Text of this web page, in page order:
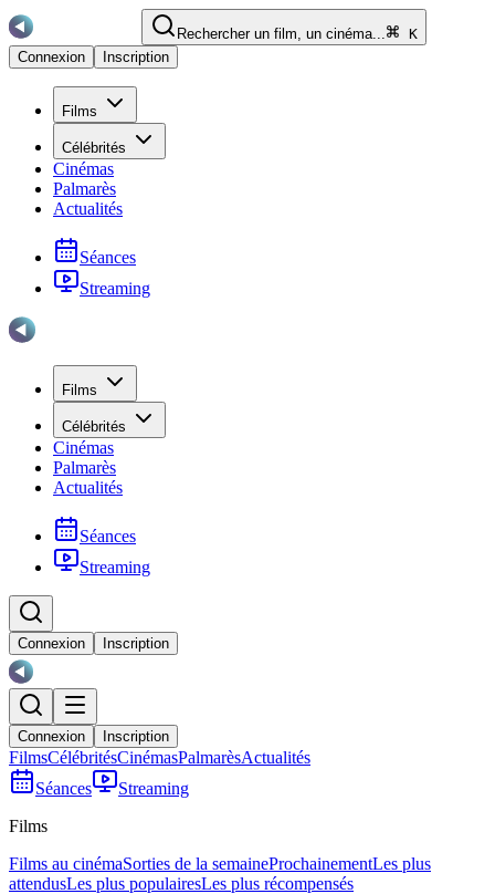
Rechercher un film, un cinéma...
K
Connexion
Inscription
Films
Célébrités
Cinémas
Palmarès
Actualités
Séances
Streaming
Films
Célébrités
Cinémas
Palmarès
Actualités
Séances
Streaming
Connexion Inscription
Connexion Inscription
FilmsCélébritésCinémasPalmarèsActualités
Séances
Streaming
Films
Films au cinémaSorties de la semaineProchainementLes plus
attendusLes plus populairesLes plus récompensés